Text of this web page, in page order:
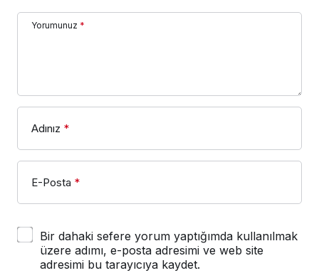
Yorumunuz *
Adınız *
E-Posta *
Bir dahaki sefere yorum yaptığımda kullanılmak
üzere adımı, e-posta adresimi ve web site
adresimi bu tarayıcıya kaydet.